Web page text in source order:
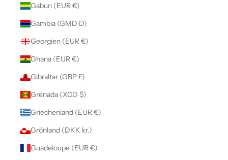
Gabun (EUR €)
Gambia (GMD D)
Georgien (EUR €)
Ghana (EUR €)
Gibraltar (GBP £)
Grenada (XCD $)
Griechenland (EUR €)
Grönland (DKK kr.)
Guadeloupe (EUR €)